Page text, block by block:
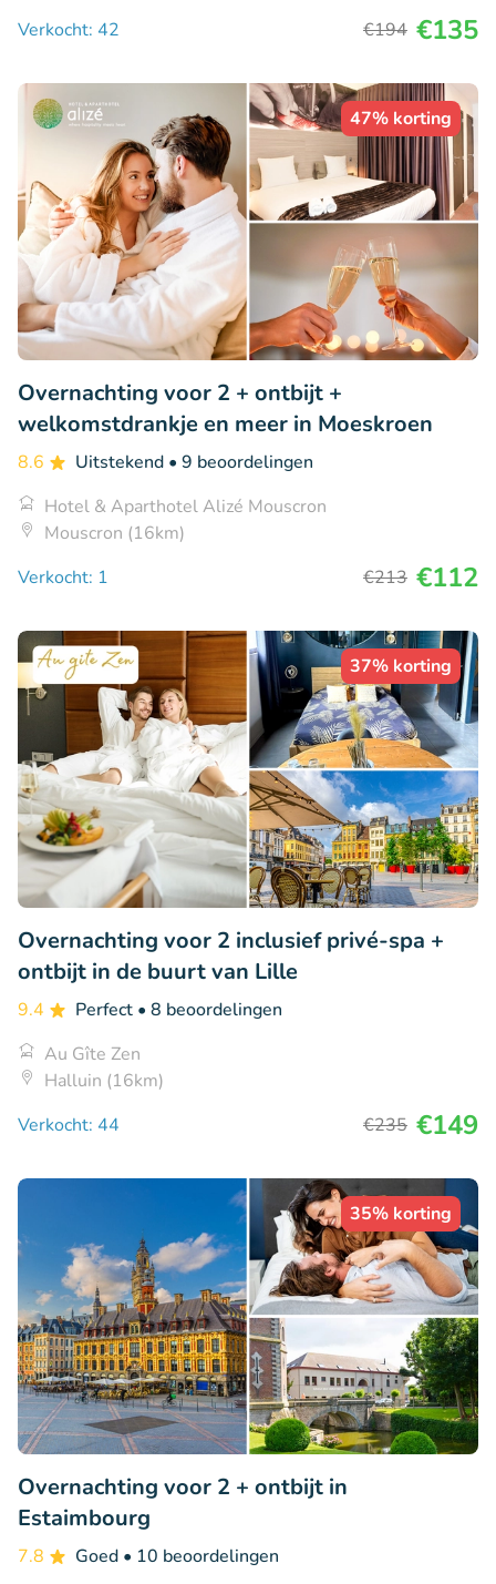
Verkocht: 42
€194 €135
47% korting
Overnachting voor 2 + ontbijt +
welkomstdrankje en meer in Moeskroen
8.6 Uitstekend • 9 beoordelingen
Hotel & Aparthotel Alizé Mouscron
Mouscron (16km)
Verkocht: 1
€213 €112
37% korting
Overnachting voor 2 inclusief privé-spa +
ontbijt in de buurt van Lille
9.4 Perfect • 8 beoordelingen
Au Gîte Zen
Halluin (16km)
Verkocht: 44
€235 €149
35% korting
Overnachting voor 2 + ontbijt in
Estaimbourg
7.8 Goed • 10 beoordelingen